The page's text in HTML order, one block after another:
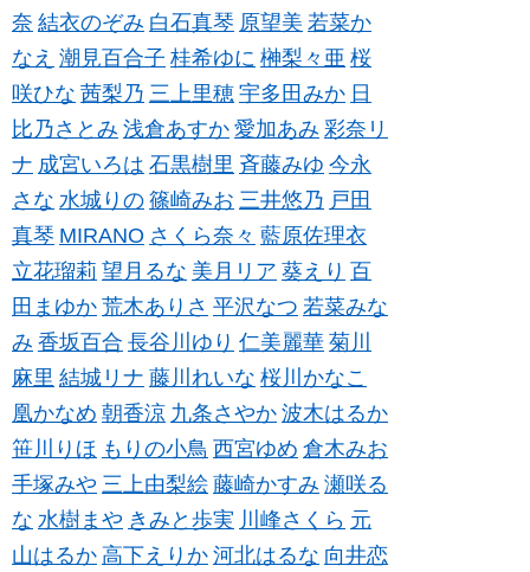
奈 結衣のぞみ 白石真琴 原望美 若菜か
なえ 潮見百合子 桂希ゆに 榊梨々亜 桜
咲ひな 茜梨乃 三上里穂 宇多田みか 日
比乃さとみ 浅倉あすか 愛加あみ 彩奈リ
ナ 成宮いろは 石黒樹里 斉藤みゆ 今永
さな 水城りの 篠崎みお 三井悠乃 戸田
真琴 MIRANO さくら奈々 藍原佐理衣
立花瑠莉 望月るな 美月リア 葵えり 百
田まゆか 荒木ありさ 平沢なつ 若菜みな
み 香坂百合 長谷川ゆり 仁美麗華 菊川
麻里 結城リナ 藤川れいな 桜川かなこ
凰かなめ 朝香涼 九条さやか 波木はるか
笹川りほ もりの小鳥 西宮ゆめ 倉木みお
手塚みや 三上由梨絵 藤崎かすみ 瀬咲る
な 水樹まや きみと歩実 川峰さくら 元
山はるか 高下えりか 河北はるな 向井恋